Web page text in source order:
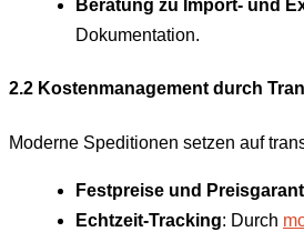
Beratung zu Import- und
Dokumentation.
2.2 Kostenmanagement durch
Moderne Speditionen setzen auf
Festpreise und
Echtzeit-Tracking: Durch